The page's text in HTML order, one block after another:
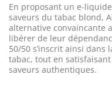
En proposant un e-
saveurs du tabac blond,
alternative convaincante
libérer de leur
50/50 s’inscrit ainsi dans
tabac, tout en
saveurs authentiques.